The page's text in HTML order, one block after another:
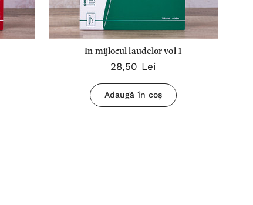
In mijlocul laudelor vol 1
28,50 Lei
Adaugă în coș